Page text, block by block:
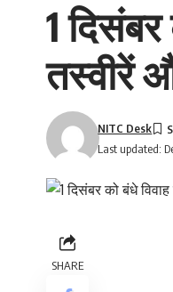
1
तस्वीरें
Last updated:
NITC Desk
SHARE